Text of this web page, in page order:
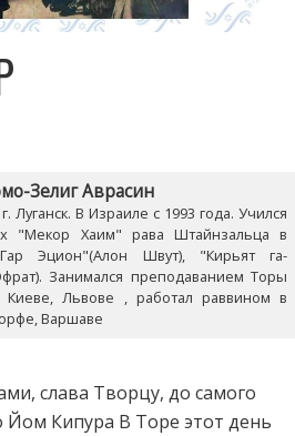
Зелиг Аврасин
Луганск. В Израиле с 1993 года. Учился
"Мекор Хаим" рава Штайнзальца в
Эцион"(Алон Швут), "Кирьят га-
Занимался преподаванием Торы
Киеве, Львове , работал раввином в
Варшаве
слава Творцу, до самого
Йом Кипура В Торе этот день